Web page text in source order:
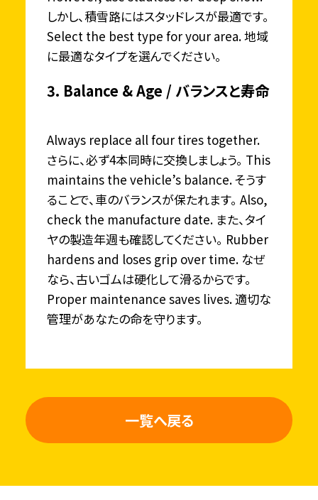
しかし、積雪路にはスタッドレスが最適です。
Select the best type for your area. 地域
に最適なタイプを選んでください。
3. Balance & Age / バランスと寿命
Always replace all four tires together.
さらに、必ず4本同時に交換しましょう。 This
maintains the vehicle’s balance. そうす
ることで、車のバランスが保たれます。 Also,
check the manufacture date. また、タイ
ヤの製造年週も確認してください。 Rubber
hardens and loses grip over time. なぜ
なら、古いゴムは硬化して滑るからです。
Proper maintenance saves lives. 適切な
管理があなたの命を守ります。
一覧へ戻る